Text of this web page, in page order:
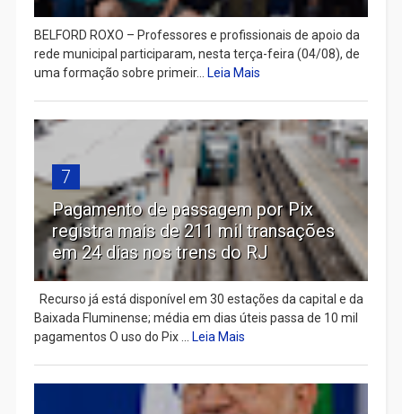
BELFORD ROXO – Professores e profissionais de apoio da
rede municipal participaram, nesta terça-feira (04/08), de
uma formação sobre primeir...
Leia Mais
7
Pagamento de passagem por Pix
registra mais de 211 mil transações
em 24 dias nos trens do RJ
Recurso já está disponível em 30 estações da capital e da
Baixada Fluminense; média em dias úteis passa de 10 mil
pagamentos O uso do Pix ...
Leia Mais